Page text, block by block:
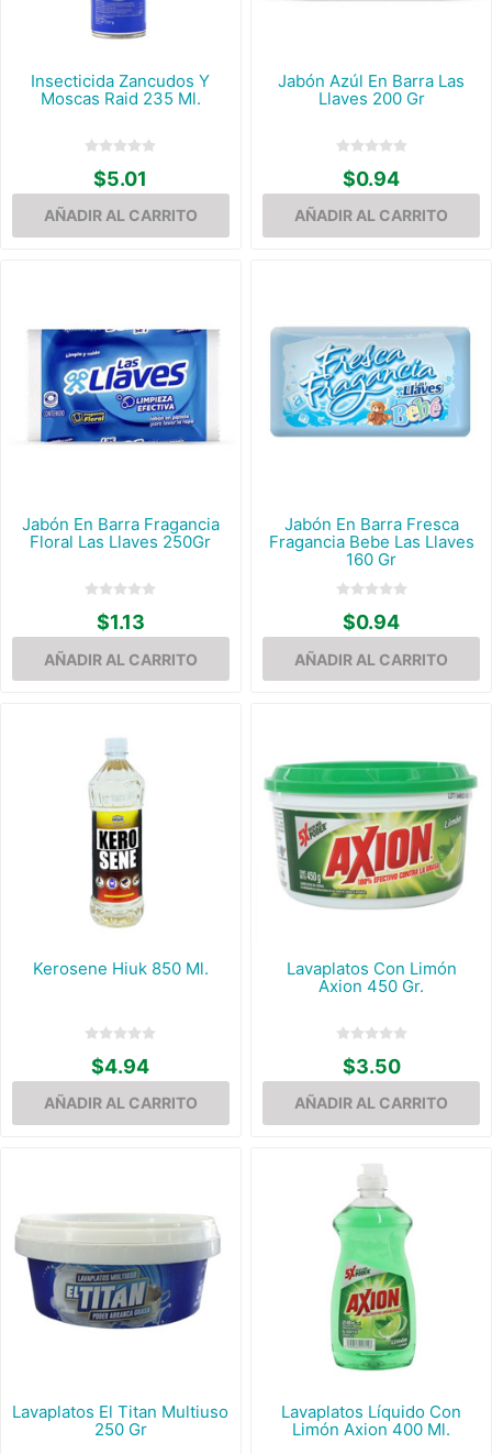
Insecticida Zancudos Y
Moscas Raid 235 Ml.
$5.01
Jabón Azúl En Barra Las
Llaves 200 Gr
$0.94
Jabón En Barra Fragancia
Floral Las Llaves 250Gr
$1.13
Jabón En Barra Fresca
Fragancia Bebe Las Llaves
160 Gr
$0.94
Kerosene Hiuk 850 Ml.
$4.94
Lavaplatos Con Limón
Axion 450 Gr.
$3.50
Lavaplatos El Titan Multiuso
250 Gr
Lavaplatos Líquido Con
Limón Axion 400 Ml.